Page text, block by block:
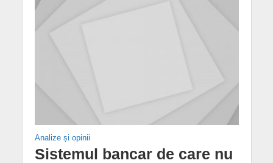
Analize și opinii
Sistemul bancar de care nu